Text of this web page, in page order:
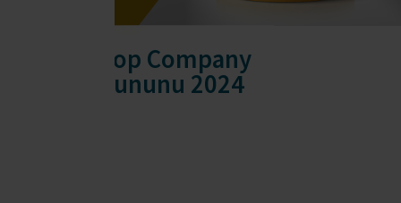
Top Company
kununu 2024